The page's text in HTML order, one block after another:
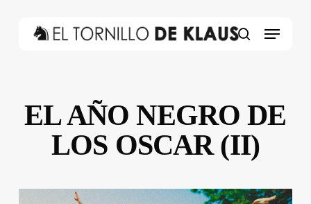
Menu
EL AÑO NEGRO DE
LOS OSCAR (II)